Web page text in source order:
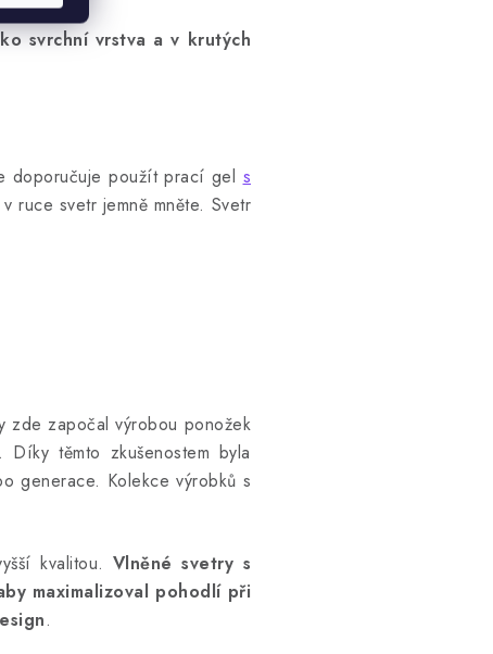
svrchní vrstva a v krutých
doporučuje použít prací gel s
ruce svetr jemně mněte. Svetr
zde započal výrobou ponožek
těmto zkušenostem byla
generace. Kolekce výrobků s
kvalitou. Vlněné svetry s
maximalizoval pohodlí při
.